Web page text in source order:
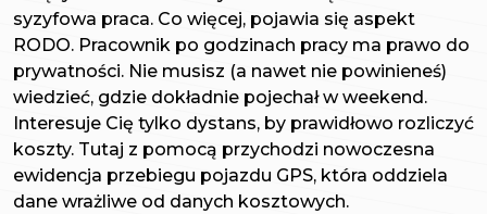
syzyfowa praca. Co więcej, pojawia się aspekt
RODO. Pracownik po godzinach pracy ma prawo do
prywatności. Nie musisz (a nawet nie powinieneś)
wiedzieć, gdzie dokładnie pojechał w weekend.
Interesuje Cię tylko dystans, by prawidłowo rozliczyć
koszty. Tutaj z pomocą przychodzi nowoczesna
ewidencja przebiegu pojazdu GPS, która oddziela
dane wrażliwe od danych kosztowych.